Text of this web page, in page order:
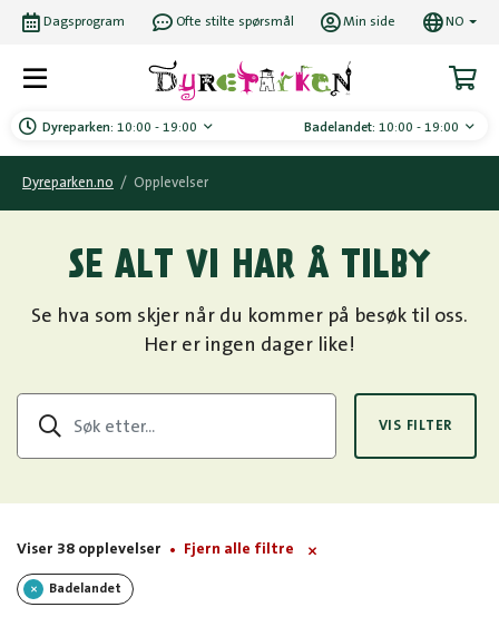
Dyreparken: 10:00 - 19:00 Badelandet: 10:00 - 19:00
Dagsprogram Ofte stilte spørsmål Min side NO
Dyreparken.no / Opplevelser
SE ALT VI HAR Å TILBY
Se hva som skjer når du kommer på besøk til oss.
Her er ingen dager like!
VIS FILTER
Viser 38 opplevelser Fjern alle filtre
Badelandet